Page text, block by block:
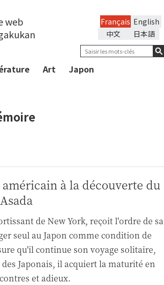
web
English
Français
日本語
中文
Art Japon
à la découverte du
de New York, reçoit l'ordre de sa
seul au Japon comme condition de
qu'il continue son voyage solitaire,
Japonais, il acquiert la maturité en
et adieux.